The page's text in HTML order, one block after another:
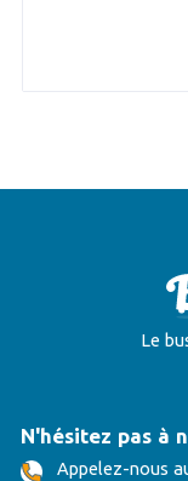
Le
N'hésitez pas à
Appelez-nous